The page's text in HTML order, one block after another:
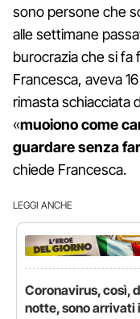
sono persone che
alle settimane
burocrazia che si fa
Francesca, aveva
rimasta schiacciata
«muoiono come
guardare senza
chiede Francesca.
LEGGI ANCHE
Coronavirus, così,
notte, sono arrivati i